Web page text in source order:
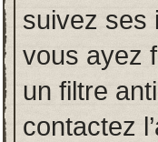
suivez ses
vous ayez
un filtre
contactez